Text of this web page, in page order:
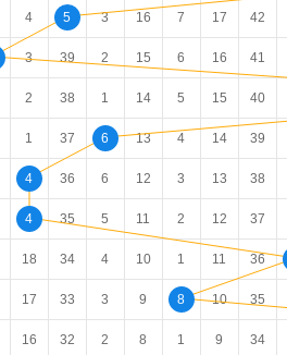
4 5 3 16 7 17 42
3 39 2 15 6 16 41
2 38 1 14 5 15 40
1 37 6 13 4 14 39
4 36 6 12 3 13 38
4 35 5 11 2 12 37
18 34 4 10 1 11 36
17 33 3 9 8 10 35
16 32 2 8 1 9 34